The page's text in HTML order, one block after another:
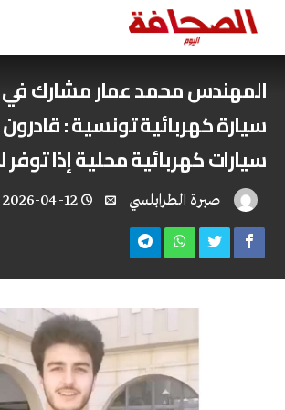
المهندس محمد عمار مشارك في
سيارة كهربائية تونسية :
سيارات كهربائية محلية إذا توفر
صبرة الطرابلسي 2026-04-12